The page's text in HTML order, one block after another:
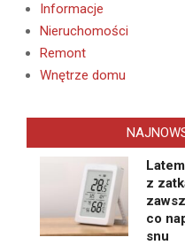
Informacje
Nieruchomości
Remont
Wnętrze domu
z
co
snu